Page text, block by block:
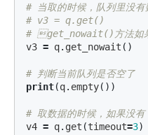
# 当取的时候，队列里没
# v3 = q.get()
v3 = q. get_nowait ()
print(q. empty())
v4 = q. get (timeout=3)